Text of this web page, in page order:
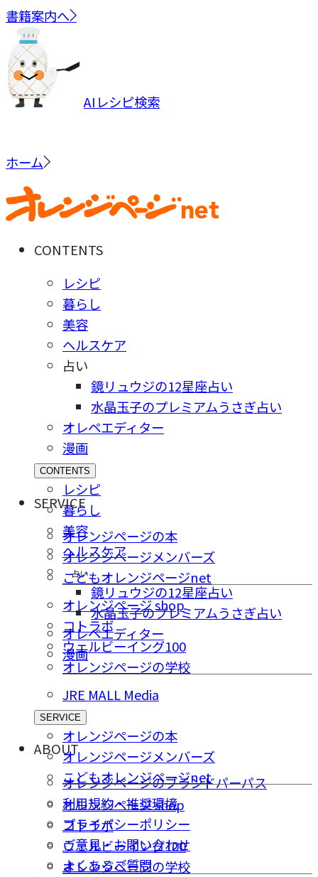
書籍案内へ
AIレシピ検索
ホーム
CONTENTS
レシピ
暮らし
美容
ヘルスケア
占い
鏡リュウジの12星座占い
水晶玉子のプレミアムうさぎ占い
オレペエディター
漫画
CONTENTS
レシピ
暮らし
美容
ヘルスケア
占い
鏡リュウジの12星座占い
水晶玉子のプレミアムうさぎ占い
オレペエディター
漫画
SERVICE
オレンジページの本
オレンジページメンバーズ
こどもオレンジページnet
オレンジページ shop
コトラボ
ウェルビーイング100
オレンジページの学校
JRE MALL Media
SERVICE
オレンジページの本
オレンジページメンバーズ
こどもオレンジページnet
オレンジページ shop
コトラボ
ウェルビーイング100
オレンジページの学校
ABOUT
オレンジページのブランドパーパス
利用規約・推奨環境
プライバシーポリシー
ご意⾒・お問い合わせ
よくあるご質問